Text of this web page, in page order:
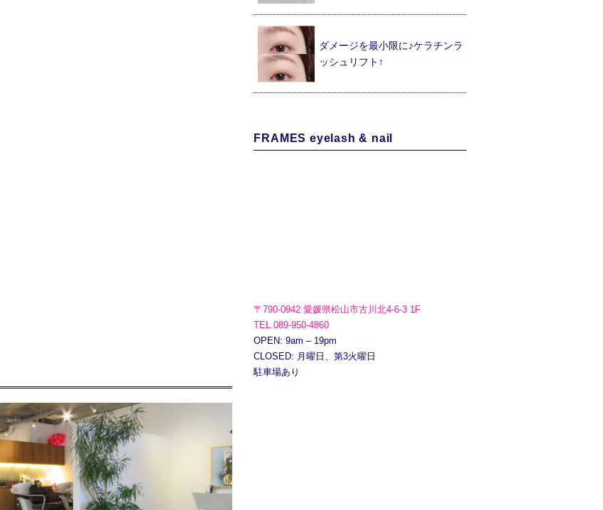
ダメージを最小限に♪ケラチンラ
ッシュリフト↑
FRAMES eyelash & nail
〒790-0942 愛媛県松山市古川北4-6-3 1F
TEL.089-950-4860
OPEN: 9am – 19pm
CLOSED: 月曜日、第3火曜日
駐車場あり